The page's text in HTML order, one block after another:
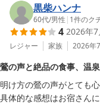
葉が頂け大変嬉しく思
泊頂くお客様をお出迎
しになられるご機会御
りがとうございました。
2026-07-29
黒柴ハンナ
60代/男性 | 1件のク
4 2026年7
レジャー 家族 2026年
鶯の声と絶品の食事、温
明け方の鶯の声がとても
具体的な感想はお宿さん